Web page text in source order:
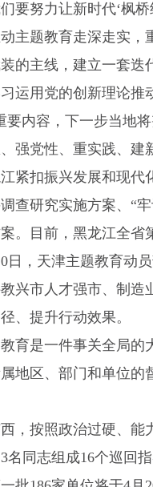
要努力让新时代‘枫
主题教育走深走实，
的主线，建立一套迭
运用党的创新理论
要内容，下一步当地
强党性、重实践、建
紧扣振兴发展和现代
查研究实施方案、“
。目前，黑龙江全省
日，天津主题教育动
兴市人才强市、制造
、提升行动效果。
育是一件事关全局的
地区、部门和单位的
，按照政治过硬、能
名同志组成16个巡回